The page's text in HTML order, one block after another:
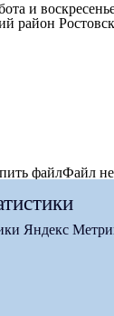
и
район
файлФайл
Яндекс